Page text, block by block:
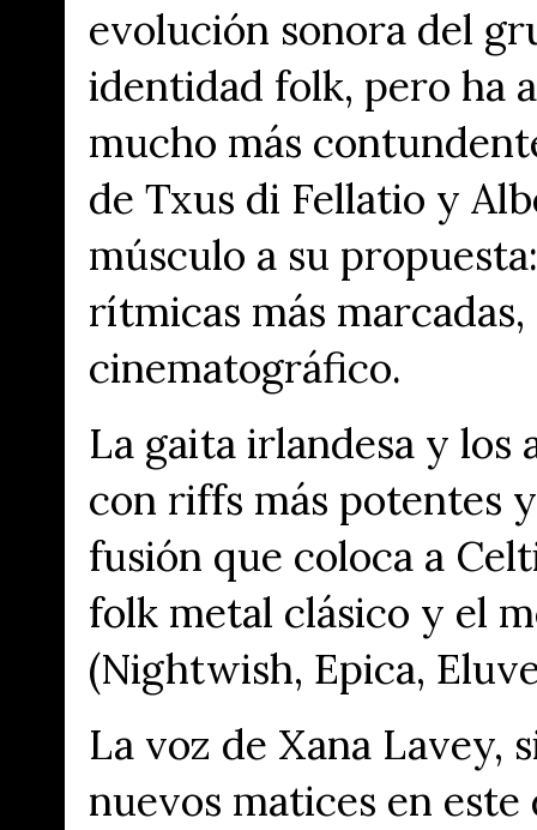
evolución sonora del
identidad folk, pero ha
mucho más
de Txus di Fellatio y
músculo a su
rítmicas más
cinematográfico.
La gaita irlandesa y los
con riffs más potentes
fusión que coloca a
folk metal clásico y el
(Nightwish, Epica,
La voz de Xana Lavey,
nuevos matices en